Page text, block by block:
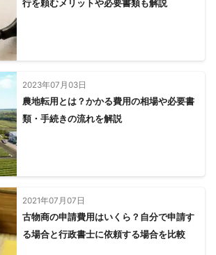
行を頼むメリットや必要書類も解説
2023年07月03日
農地転用とは？かかる費用の相場や必要書
類・手続きの流れを解説
2021年07月07日
古物商の申請費用はいくら？自分で申請す
る場合と行政書士に依頼する場合を比較